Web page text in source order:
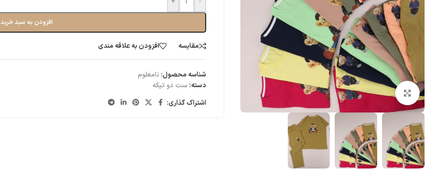
بزرگنمایی تصویر
افزودن به سبد خرید
مقایسه افزودن به علاقه مندی
شناسه محصول: نامعلوم
دسته: ست دو تیکه
اشتراک گذاری: